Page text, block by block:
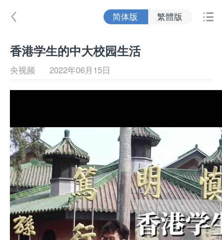
 简体版 繁體版 
香港学生的中大校园生活
央视频 2022年06月15日